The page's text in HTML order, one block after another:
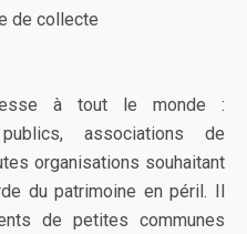
de collecte
à tout le monde :
associations de
organisations souhaitant
du patrimoine en péril. Il
de petites communes